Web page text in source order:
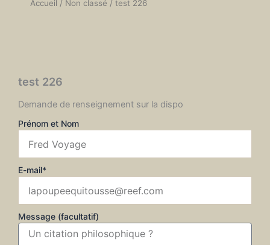
Accueil / Non classé / test 226
test 226
Demande de renseignement sur la dispo
Prénom et Nom
E-mail*
Message (facultatif)